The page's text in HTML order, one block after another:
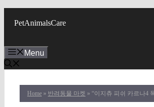
PetAnimalsCare
Menu
Home » 반려동물 마켓 » “이지츄 피쉬 카르나4 독 오븐베이크 에어드라이